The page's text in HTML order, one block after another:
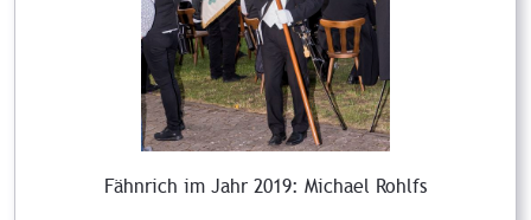
Fähnrich im Jahr 2019: Michael Rohlfs